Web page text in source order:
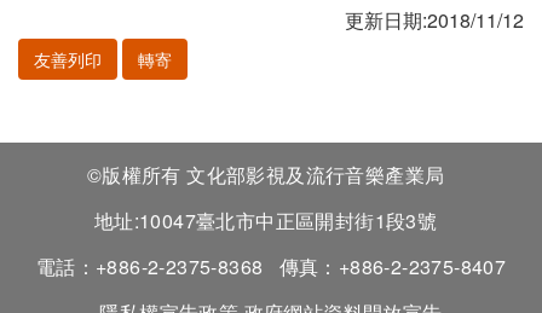
更新日期:2018/11/12
友善列印 轉寄
©版權所有 文化部影視及流行音樂產業局
地址:10047臺北市中正區開封街1段3號
電話：+886-2-2375-8368
傳真：+886-2-2375-8407